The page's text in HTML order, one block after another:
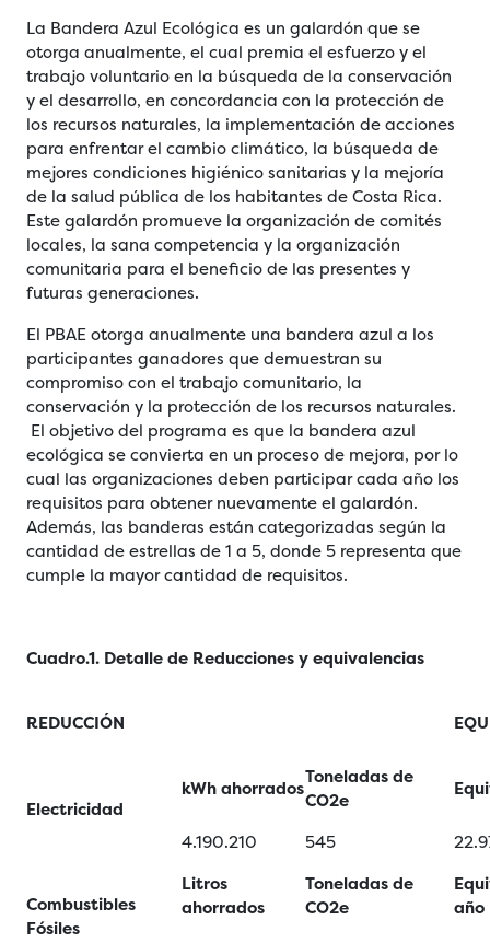
La Bandera Azul Ecológica es un galardón que se
otorga anualmente, el cual premia el esfuerzo y el
trabajo voluntario en la búsqueda de la conservación
y el desarrollo, en concordancia con la protección de
los recursos naturales, la implementación de acciones
para enfrentar el cambio climático, la búsqueda de
mejores condiciones higiénico sanitarias y la mejoría
de la salud pública de los habitantes de Costa Rica.
Este galardón promueve la organización de comités
locales, la sana competencia y la organización
comunitaria para el beneficio de las presentes y
futuras generaciones.
El PBAE otorga anualmente una bandera azul a los
participantes ganadores que demuestran su
compromiso con el trabajo comunitario, la
conservación y la protección de los recursos naturales.
El objetivo del programa es que la bandera azul
ecológica se convierta en un proceso de mejora, por lo
cual las organizaciones deben participar cada año los
requisitos para obtener nuevamente el galardón.
Además, las banderas están categorizadas según la
cantidad de estrellas de 1 a 5, donde 5 representa que
cumple la mayor cantidad de requisitos.
Cuadro.1. Detalle de Reducciones y equivalencias
REDUCCIÓN
Electricidad
kWh ahorrados
Toneladas de
CO2e
4.190.210 545
Combustibles
Fósiles
Litros
ahorrados
Toneladas de
CO2e
año